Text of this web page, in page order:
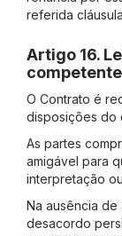
referida
Artigo 16.
competente
O Contrato é
disposições do
As partes
amigável para
interpretação
Na ausência
desacordo